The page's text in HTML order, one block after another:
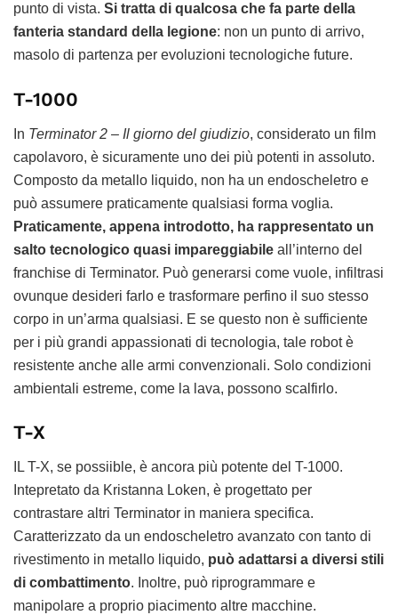
punto di vista. Si tratta di qualcosa che fa parte della
fanteria standard della legione: non un punto di arrivo,
masolo di partenza per evoluzioni tecnologiche future.
T-1000
In Terminator 2 – Il giorno del giudizio, considerato un film
capolavoro, è sicuramente uno dei più potenti in assoluto.
Composto da metallo liquido, non ha un endoscheletro e
può assumere praticamente qualsiasi forma voglia.
Praticamente, appena introdotto, ha rappresentato un
salto tecnologico quasi impareggiabile all’interno del
franchise di Terminator. Può generarsi come vuole, infiltrasi
ovunque desideri farlo e trasformare perfino il suo stesso
corpo in un’arma qualsiasi. E se questo non è sufficiente
per i più grandi appassionati di tecnologia, tale robot è
resistente anche alle armi convenzionali. Solo condizioni
ambientali estreme, come la lava, possono scalfirlo.
T-X
IL T-X, se possiible, è ancora più potente del T-1000.
Intepretato da Kristanna Loken, è progettato per
contrastare altri Terminator in maniera specifica.
Caratterizzato da un endoscheletro avanzato con tanto di
rivestimento in metallo liquido, può adattarsi a diversi stili
di combattimento. Inoltre, può riprogrammare e
manipolare a proprio piacimento altre macchine.